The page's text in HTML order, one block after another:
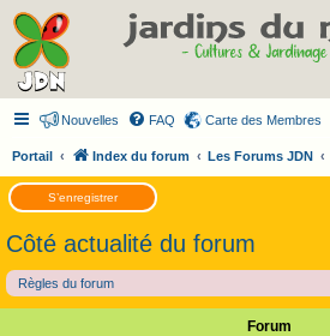
Nouvelles FAQ Carte des Membres
Portail Index du forum Les Forums JDN
S’enregistrer
Côté actualité du forum
Règles du forum
Forum